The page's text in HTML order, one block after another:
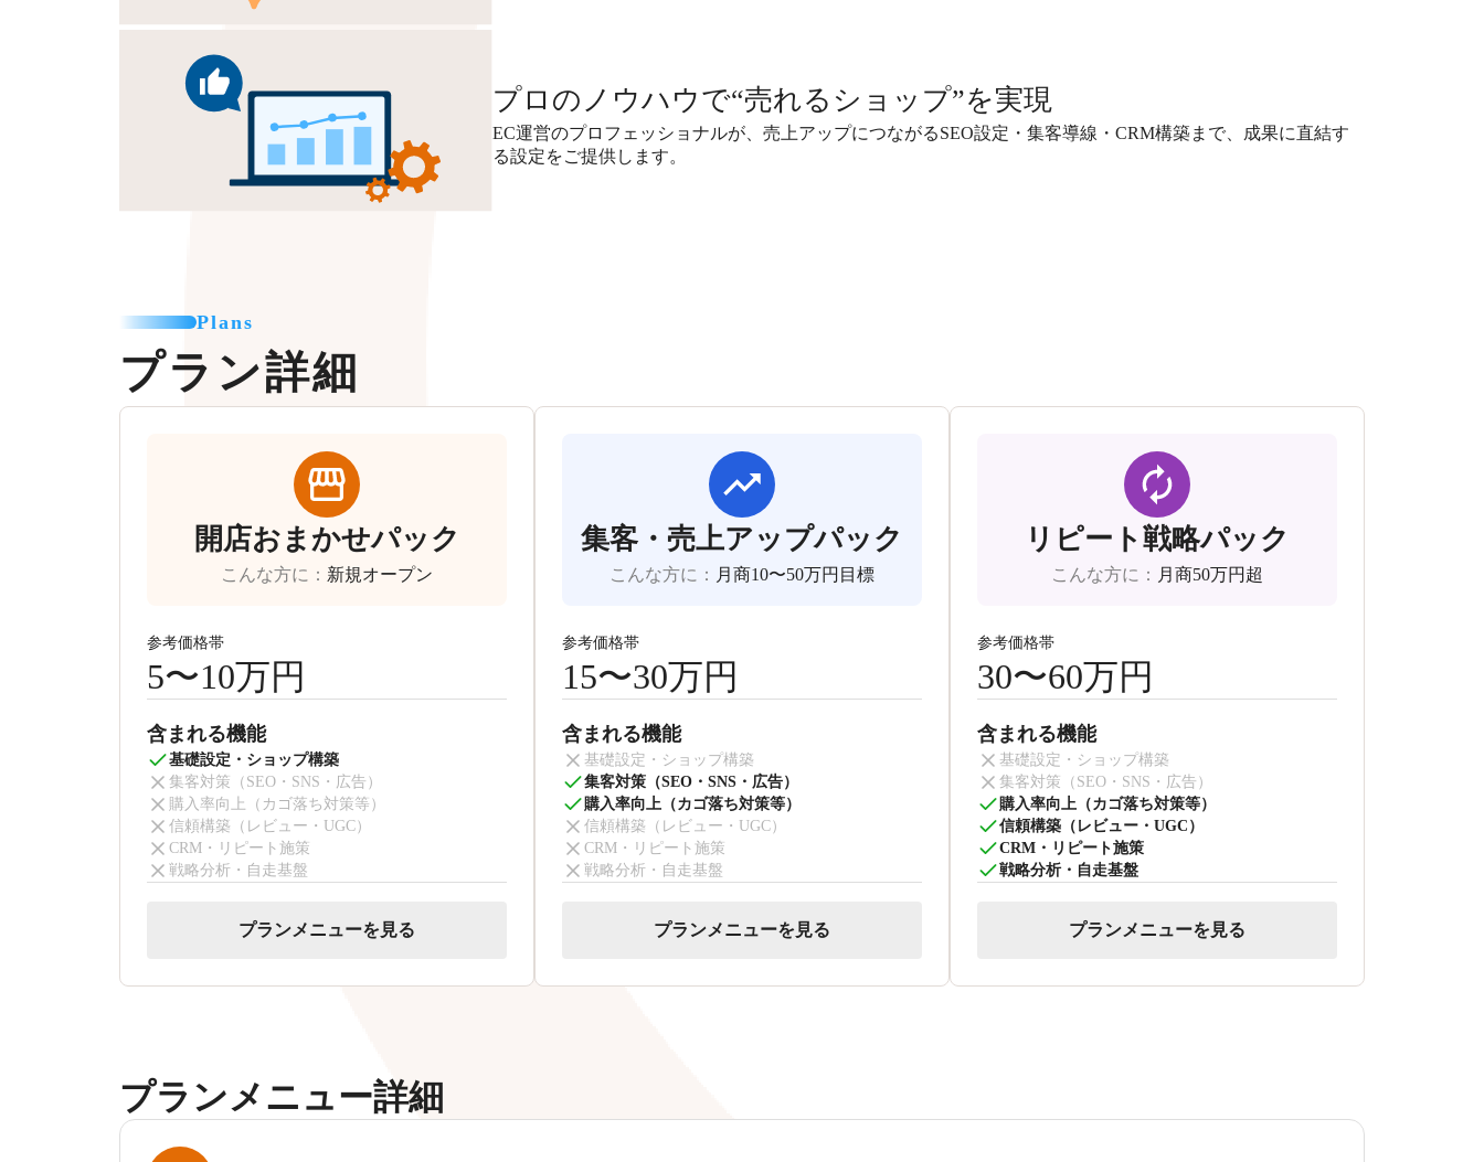
プロのノウハウで“売れるショップ”を実現
EC運営のプロフェッショナルが、売上アップにつながるSEO設定・集客導線・CRM構築まで、成果に直結す
る設定をご提供します。
Plans
プラン詳細
開店おまかせパック
こんな方に ： 新規オープン
参考価格帯
5〜10万円
含まれる機能
基礎設定・ショップ構築
集客対策（SEO・SNS・広告）
購入率向上（カゴ落ち対策等）
信頼構築（レビュー・UGC）
CRM・リピート施策
戦略分析・自走基盤
プランメニューを見る
集客・売上アップパック
こんな方に ： 月商10〜50万円目標
参考価格帯
15〜30万円
含まれる機能
基礎設定・ショップ構築
集客対策（SEO・SNS・広告）
購入率向上（カゴ落ち対策等）
信頼構築（レビュー・UGC）
CRM・リピート施策
戦略分析・自走基盤
プランメニューを見る
リピート戦略パック
こんな方に ： 月商50万円超
参考価格帯
30〜60万円
含まれる機能
基礎設定・ショップ構築
集客対策（SEO・SNS・広告）
購入率向上（カゴ落ち対策等）
信頼構築（レビュー・UGC）
CRM・リピート施策
戦略分析・自走基盤
プランメニューを見る
プランメニュー詳細